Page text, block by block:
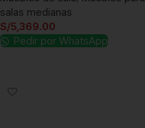
salas medianas
S/5,369.00
Pedir por WhatsApp